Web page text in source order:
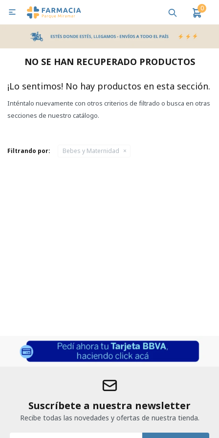
0

NO SE HAN RECUPERADO PRODUCTOS
¡Lo sentimos! No hay productos en esta sección.
Inténtalo nuevamente con otros criterios de filtrado o busca en otras
secciones de nuestro catálogo.
Filtrando por: Bebes y Maternidad
Suscríbete a nuestra newsletter
Recibe todas las novedades y ofertas de nuestra tienda.
MI CUENTA
Bebes y Maternidad Salud
Pañales y Toallitas
Lactancia y Nutrición
Higiene y Bienestar